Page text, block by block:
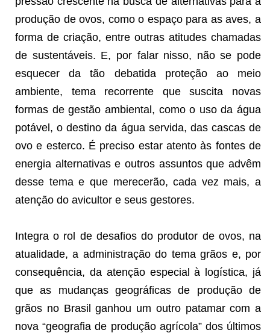
produção de ovos, como o espaço para as aves, a
forma de criação, entre outras atitudes chamadas
de sustentáveis. E, por falar nisso, não se pode
esquecer da tão debatida proteção ao meio
ambiente, tema recorrente que suscita novas
formas de gestão ambiental, como o uso da água
potável, o destino da água servida, das cascas de
ovo e esterco. É preciso estar atento às fontes de
energia alternativas e outros assuntos que advêm
desse tema e que merecerão, cada vez mais, a
atenção do avicultor e seus gestores.
Integra o rol de desafios do produtor de ovos, na
atualidade, a administração do tema grãos e, por
consequência, da atenção especial à logística, já
que as mudanças geográficas de produção de
grãos no Brasil ganhou um outro patamar com a
nova “geografia de produção agrícola” dos últimos